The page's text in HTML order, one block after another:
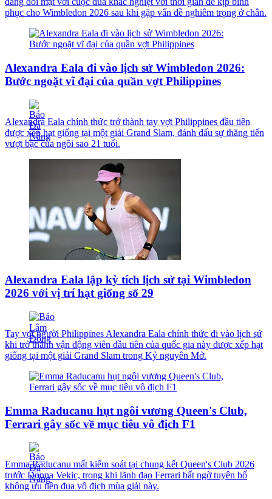
phục cho Wimbledon 2026 sau khi gặp vấn đề nghiêm trọng ở chân.
Alexandra Eala đi vào lịch sử Wimbledon 2026:
Bước ngoặt vĩ đại của quần vợt Philippines
Alexandra Eala chính thức trở thành tay vợt Philippines đầu tiên
được xếp hạt giống tại một giải Grand Slam, đánh dấu sự thăng tiến
vượt bậc của ngôi sao 21 tuổi.
Alexandra Eala lập kỳ tích lịch sử tại Wimbledon
2026 với vị trí hạt giống số 29
Tay vợt người Philippines Alexandra Eala chính thức đi vào lịch sử
khi trở thành vận động viên đầu tiên của quốc gia này được xếp hạt
giống tại một giải Grand Slam trong Kỷ nguyên Mở.
Emma Raducanu hụt ngôi vương Queen's Club,
Ferrari gây sốc về mục tiêu vô địch F1
Emma Raducanu mất kiểm soát tại chung kết Queen's Club 2026
trước Donna Vekic, trong khi lãnh đạo Ferrari bất ngờ tuyên bố
không ưu tiên đua vô địch mùa giải này.